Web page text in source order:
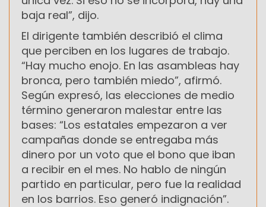
baja real”, dijo.
El dirigente también describió el clima
que perciben en los lugares de trabajo.
“Hay mucho enojo. En las asambleas hay
bronca, pero también miedo”, afirmó.
Según expresó, las elecciones de medio
término generaron malestar entre las
bases: “Los estatales empezaron a ver
campañas donde se entregaba más
dinero por un voto que el bono que iban
a recibir en el mes. No hablo de ningún
partido en particular, pero fue la realidad
en los barrios. Eso generó indignación”.